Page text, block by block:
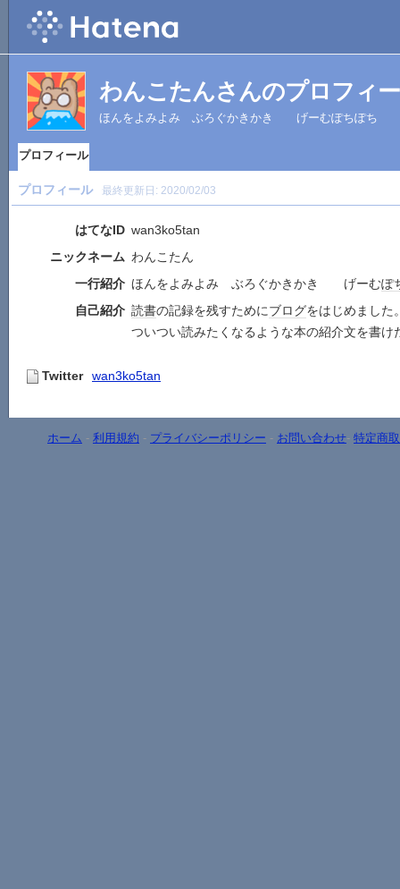
わんこたんさんのプロフィ
ほんをよみよみ ぶろぐかきかき げーむぽちぽち
プロフィール
プロフィール 最終更新日: 2020/02/03
はてなID wan3ko5tan
ニックネーム わんこたん
一行紹介 ほんをよみよみ ぶろぐかきかき げーむぽ
自己紹介 読書の記録を残すためにブログをはじめました
ついつい読みたくなるような本の紹介文を書け
Twitter wan3ko5tan
ホーム - 利用規約 - プライバシーポリシー - お問い合わせ- 特定商